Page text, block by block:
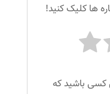
ها کلیک کنید!
کسی باشید که